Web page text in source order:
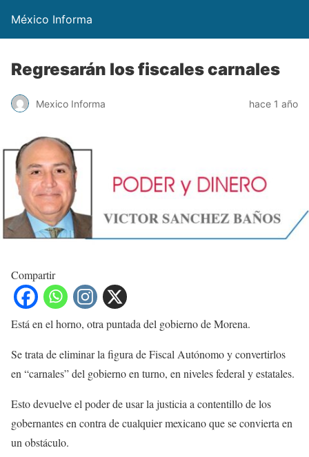
México Informa
Regresarán los fiscales carnales
Mexico Informa hace 1 año
Compartir
Está en el horno, otra puntada del gobierno de Morena.
Se trata de eliminar la figura de Fiscal Autónomo y convertirlos
en “carnales” del gobierno en turno, en niveles federal y estatales.
Esto devuelve el poder de usar la justicia a contentillo de los
gobernantes en contra de cualquier mexicano que se convierta en
un obstáculo.